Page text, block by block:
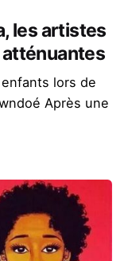
les artistes
lors de
Après une